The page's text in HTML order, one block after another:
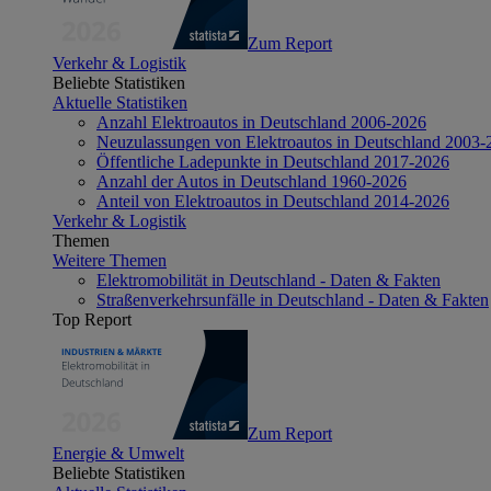
Zum Report
Verkehr & Logistik
Beliebte Statistiken
Aktuelle Statistiken
Anzahl Elektroautos in Deutschland 2006-2026
Neuzulassungen von Elektroautos in Deutschland 2003-
Öffentliche Ladepunkte in Deutschland 2017-2026
Anzahl der Autos in Deutschland 1960-2026
Anteil von Elektroautos in Deutschland 2014-2026
Verkehr & Logistik
Themen
Weitere Themen
Elektromobilität in Deutschland - Daten & Fakten
Straßenverkehrsunfälle in Deutschland - Daten & Fakten
Top Report
Zum Report
Energie & Umwelt
Beliebte Statistiken